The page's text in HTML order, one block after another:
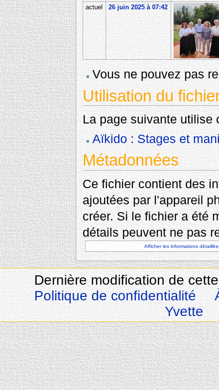
actuel
26 juin 2025 à 07:42
Vous ne pouvez pas
Utilisation du
La page suivante utilise
Aïkido : Stages et
Métadonnées
Ce fichier contient des
ajoutées par l'appareil
créer. Si le fichier a été
détails peuvent ne pas
Afficher les informations
Dernière modification de
Politique de confidentialité
Yvette